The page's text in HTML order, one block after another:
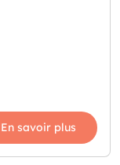
En savoir plus